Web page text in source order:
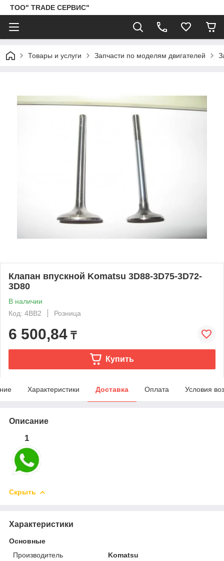
ТОО" TRADE СЕРВИС"
Товары и услуги Запчасти по моделям двигателей
Клапан впускной Komatsu 3D88-3D75-3D72-
3D80
В наличии
Код: 4BB2
Розница
6 500,84 ₸
Купить
Характеристики Доставка Оплата Условия
Описание
1
Скрыть
Характеристики
Основные
Производитель
Komatsu